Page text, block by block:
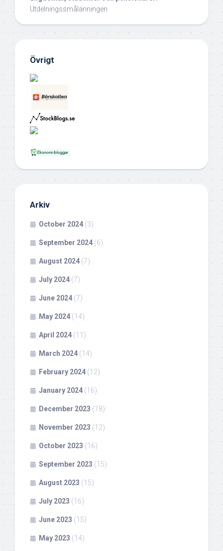
Utdelningssmålänningen
Övrigt
Arkiv
October 2024 (3)
September 2024 (6)
August 2024 (7)
July 2024 (7)
June 2024 (7)
May 2024 (14)
April 2024 (11)
March 2024 (14)
February 2024 (12)
January 2024 (16)
December 2023 (18)
November 2023 (12)
October 2023 (16)
September 2023 (15)
August 2023 (15)
July 2023 (16)
June 2023 (15)
May 2023 (14)